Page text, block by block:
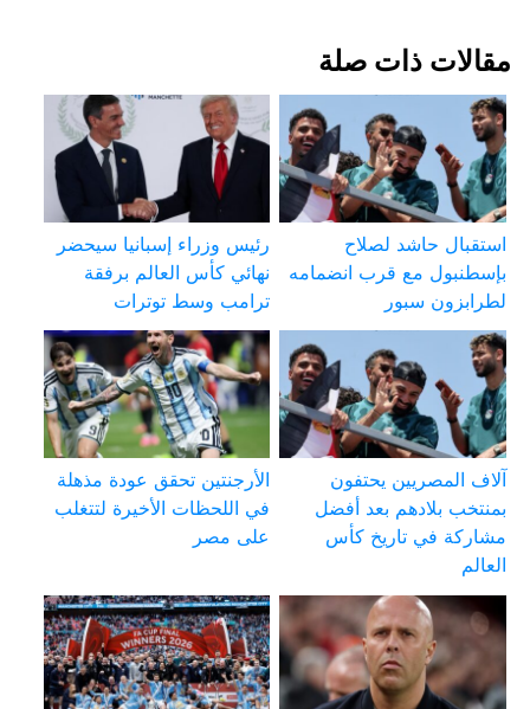
مقالات ذات صلة
استقبال حاشد لصلاح
بإسطنبول مع قرب انضمامه
لطرابزون سبور
رئيس وزراء إسبانيا سيحضر
نهائي كأس العالم برفقة
ترامب وسط توترات
آلاف المصريين يحتفون
بمنتخب بلادهم بعد أفضل
مشاركة في تاريخ كأس
العالم
الأرجنتين تحقق عودة مذهلة
في اللحظات الأخيرة لتتغلب
على مصر